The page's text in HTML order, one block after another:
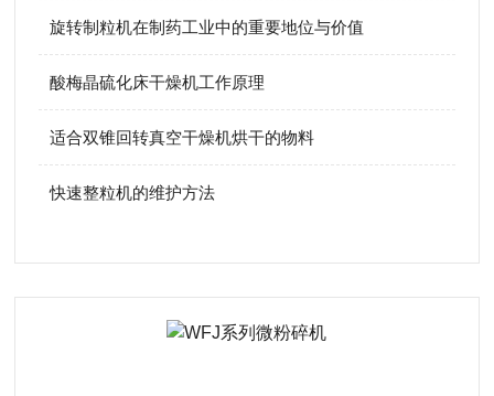
旋转制粒机在制药工业中的重要地位与价值
酸梅晶硫化床干燥机工作原理
适合双锥回转真空干燥机烘干的物料
快速整粒机的维护方法